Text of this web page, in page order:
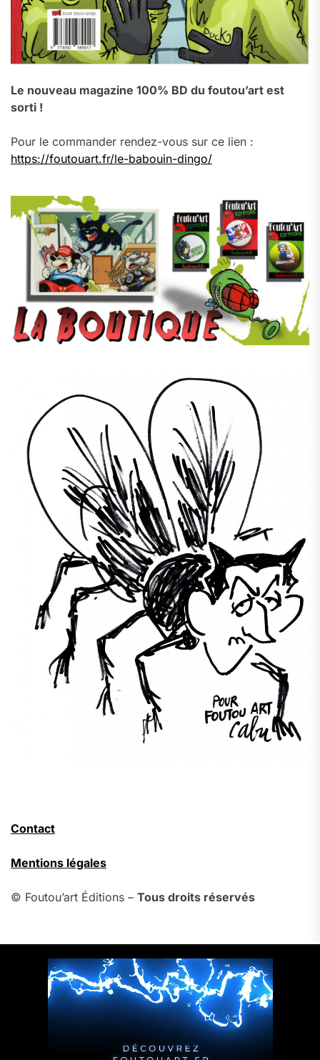
Le nouveau magazine 100% BD du foutou’art est
sorti !
Pour le commander rendez-vous sur ce lien :
https://foutouart.fr/le-babouin-dingo/
Contact
Mentions légales
© Foutou’art Éditions – Tous droits réservés